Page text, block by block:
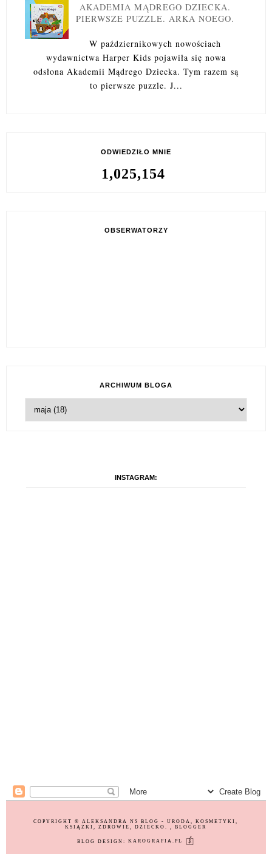
AKADEMIA MĄDREGO DZIECKA.
PIERWSZE PUZZLE. ARKA NOEGO.
W październikowych nowościach
wydawnictwa Harper Kids pojawiła się nowa
odsłona Akademii Mądrego Dziecka. Tym razem są
to pierwsze puzzle. J...
ODWIEDZIŁO MNIE
1,025,154
OBSERWATORZY
ARCHIWUM BLOGA
INSTAGRAM:
COPYRIGHT © ALEKSANDRA NS BLOG - URODA, KOSMETYKI,
KSIĄŻKI, ZDROWIE, DZIECKO.
, BLOGGER
BLOG DESIGN:KAROGRAFIA.PL